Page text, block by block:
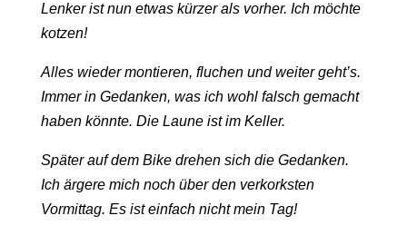
Lenker ist nun etwas kürzer als vorher. Ich möchte
kotzen!
Alles wieder montieren, fluchen und weiter geht’s.
Immer in Gedanken, was ich wohl falsch gemacht
haben könnte. Die Laune ist im Keller.
Später auf dem Bike drehen sich die Gedanken.
Ich ärgere mich noch über den verkorksten
Vormittag. Es ist einfach nicht mein Tag!